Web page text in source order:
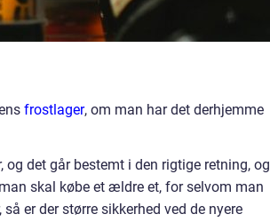
frostlager, om man har det derhjemme
det går bestemt i den rigtige retning, og
skal købe et ældre et, for selvom man
er der større sikkerhed ved de nyere